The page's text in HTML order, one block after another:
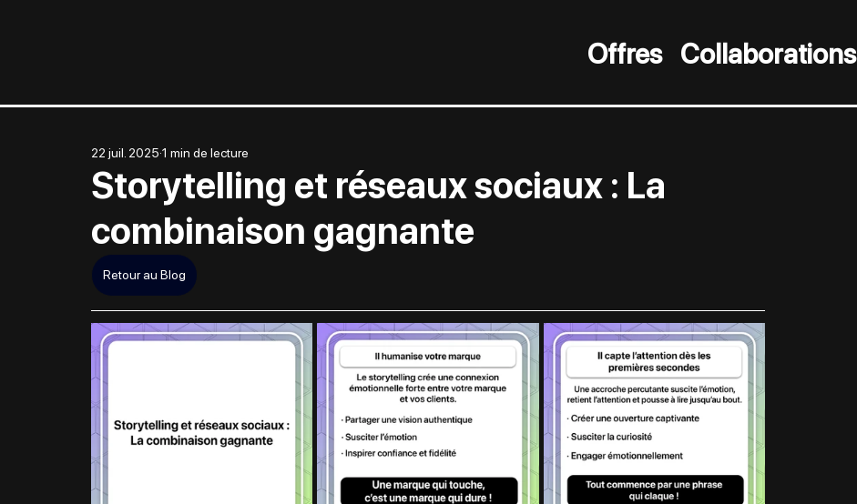
Offres Collaborations
Storytelling et réseaux sociaux : La
combinaison gagnante
22 juil. 2025 1 min de lecture
Retour au Blog